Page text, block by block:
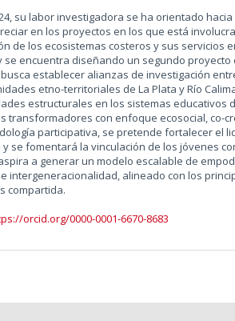
su labor investigadora se ha orientado
en los proyectos en los que está
de los ecosistemas costeros y sus servicios
se encuentra diseñando un segundo proyecto
establecer alianzas de investigación
etno-territoriales de La Plata y Río
estructurales en los sistemas educativos
transformadores con enfoque ecosocial, co-
participativa, se pretende fortalecer el
se fomentará la vinculación de los jóvenes
a generar un modelo escalable de
intergeneracionalidad, alineado con los
compartida.
orcid.org/0000-0001-6670-8683